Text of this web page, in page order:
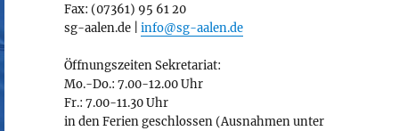
Fax: (07361) 95 61 20
sg-aalen.de | info@sg-aalen.de
Öffnungszeiten Sekretariat:
Mo.-Do.: 7.00-12.00 Uhr
Fr.: 7.00-11.30 Uhr
in den Ferien geschlossen (Ausnahmen unter